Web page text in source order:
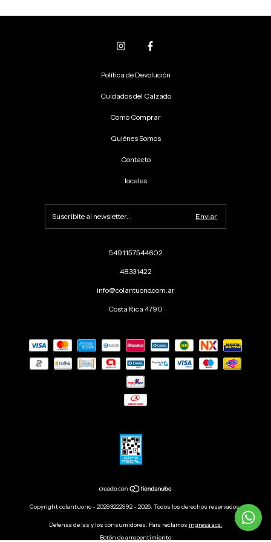
Política de Devolución
Cuidados del Calzado
Como Comprar
Quiénes Somos
Contacto
locales
5491157544602
48331422
info@colantuono.com.ar
Costa Rica 4790
Copyright colantuono - 20293222992 - 2026. Todos los derechos reservados.
Defensa de las y los consumidores. Para reclamos ingresá acá.
Botón de arrepentimiento